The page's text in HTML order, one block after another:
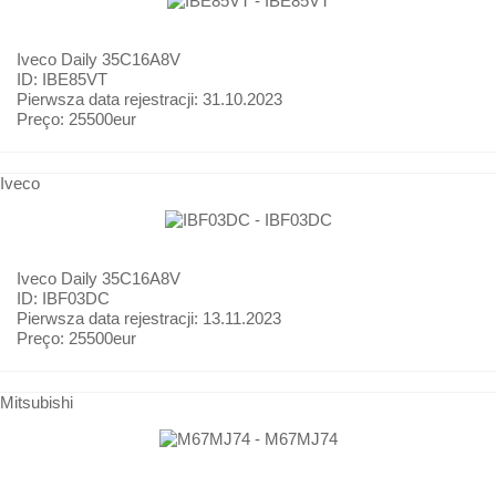
Iveco Daily 35C16A8V
ID: IBE85VT
Pierwsza data rejestracji: 31.10.2023
Preço: 25500eur
Iveco
Iveco Daily 35C16A8V
ID: IBF03DC
Pierwsza data rejestracji: 13.11.2023
Preço: 25500eur
Mitsubishi